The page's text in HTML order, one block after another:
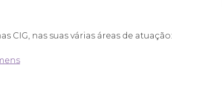
CIG, nas suas várias áreas de atuação: